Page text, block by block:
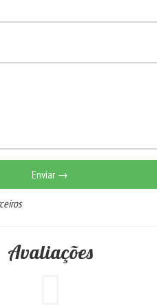
Enviar →
Avaliações